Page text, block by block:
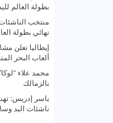
بطولة العالم
منتخب
نهائي بطولة
ألعاب البحر
محمد علاء
بالزمالك
ياسر إدريس:
ناشئات اليد